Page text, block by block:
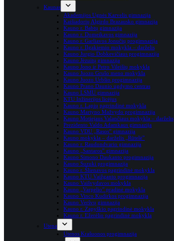
Kaunas
Akademijos Ugnės Karvelis gimnazija
Kaišiadorių Algirdo Brazausko gimnazija
Kauno r. Babtų gimnazija
Kauno r. Domeikavos gimnazija
Kauno r. Garliavos Jonučių progimnazija
Kauno r. Ilgakiemio mokykla – darželis
Kauno Jurgio Dobkevičiaus progimnazija
Kauno Jėzuitų gimnazija
Kauno Jono ir Petro Vileišių mokykla
Kauno Juozo Grušo meno mokykla
Kauno Juozo Urbšio progimnazija
Kauno Prano Daunio ugdymo centras
Kauno LSMU gimnazija
KTU Inžinerijos licėjus
Kauno r. Lapių pagrindinė mokykla
Kauno Martyno Mažvydo progimnazija
Kauno Motiejaus Valančiaus mokykla – darželis
Prezidento Valdo Adamkaus gimnazija
Kauno VDU „Rasos” gimnazija
Kauno mokykla – darželis „Rūtelė”
Kauno r. Raudondvario gimnazija
Kauno „Santaros” gimnazija
Kauno Simono Daukanto progimnazija
Kauno Suzuki progimnazija
Kauno r. Šlienavos pagrindinė mokykla
Kauno KTU Vaižganto progimnazija
Kauno Vaišvydavos mokykla
Kauno „Varpelio” pradinė mokykla
Kauno Vinco Kudirkos progimnazija
Kauno Veršvų gimnazija
Kauno r. Zapyškio pagrindinė mokykla
Kauno r. Ežerėlio pagrindinė mokykla
Utena
Utenos Krašuonos progimnazija